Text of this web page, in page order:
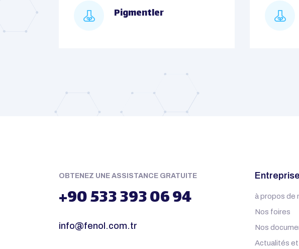
Pigmentler
OBTENEZ UNE ASSISTANCE GRATUITE
+90 533 393 06 94
info@fenol.com.tr
Entreprise
à propos de
Nos foires
Nos
Actualités